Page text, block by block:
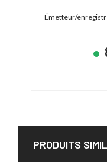
Émetteur/
PRODUITS